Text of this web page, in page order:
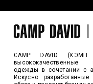
CAMP DAVID
одежды в сочетании с
Искусно